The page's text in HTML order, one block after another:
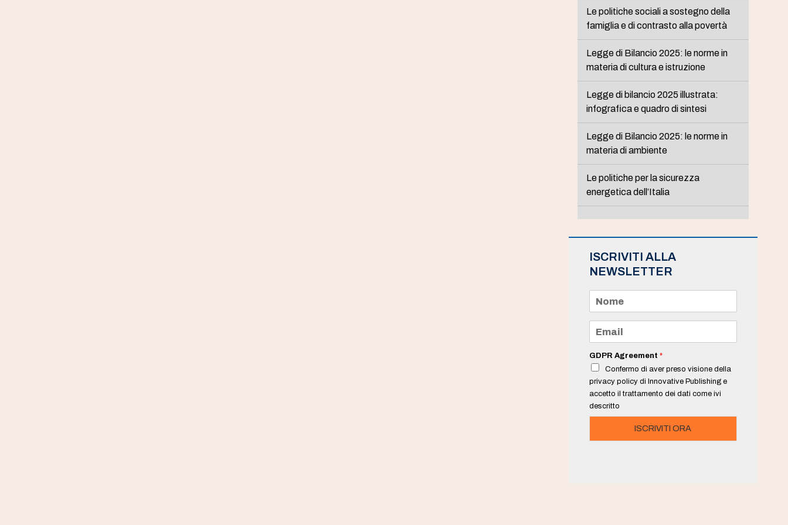
Le politiche sociali a sostegno della
famiglia e di contrasto alla povertà
Legge di Bilancio 2025: le norme in
materia di cultura e istruzione
Legge di bilancio 2025 illustrata:
infografica e quadro di sintesi
Legge di Bilancio 2025: le norme in
materia di ambiente
Le politiche per la sicurezza
energetica dell’Italia
ISCRIVITI ALLA
NEWSLETTER
m
e
a
i
*
GDPR Agreement *
Confermo di aver preso visione della
privacy policy di Innovative Publishing e
accetto il trattamento dei dati come ivi
descritto
ISCRIVITI ORA